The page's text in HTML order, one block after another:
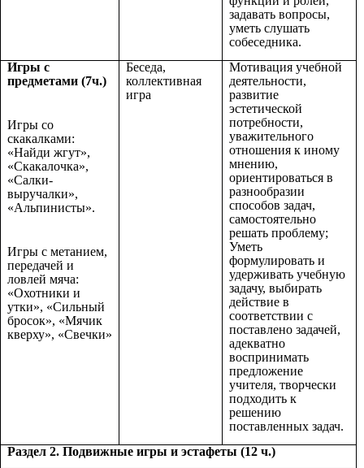
задавать вопросы,
уметь слушать
собеседника.
Игры с
предметами (7ч.)
Игры со
скакалками:
«Найди жгут»,
«Скакалочка»,
«Салки-
выручалки»,
«Альпинисты».
Игры с метанием,
передачей и
ловлей мяча:
«Охотники и
утки», «Сильный
бросок», «Мячик
кверху», «Свечки»
Беседа,
коллективная
игра
Мотивация учебной
деятельности,
развитие
эстетической
потребности,
уважительного
отношения к иному
мнению,
ориентироваться в
разнообразии
способов задач,
самостоятельно
решать проблему;
Уметь
формулировать и
удерживать учебную
задачу, выбирать
действие в
соответствии с
поставлено задачей,
адекватно
воспринимать
предложение
учителя, творчески
подходить к
решению
поставленных задач.
Раздел 2. Подвижные игры и эстафеты (12 ч.)